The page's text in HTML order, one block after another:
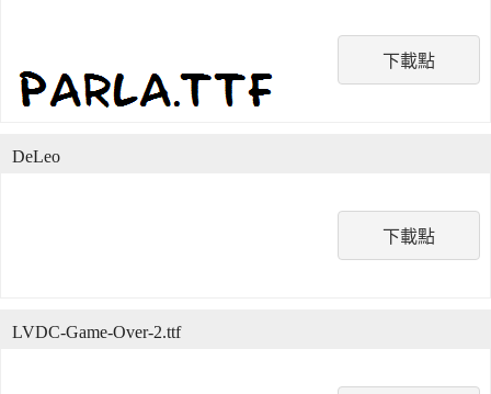
下載點
下載點
DeLeo
LVDC-Game-Over-2.ttf